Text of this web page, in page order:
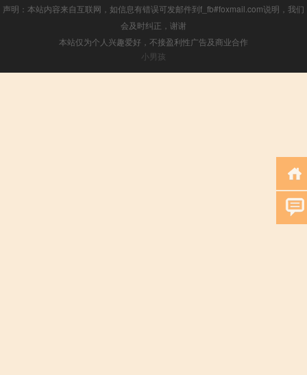
声明：本站内容来自互联网，如信息有错误可发邮件到f_fb#foxmail.com说明，我们
会及时纠正，谢谢
本站仅为个人兴趣爱好，不接盈利性广告及商业合作
小男孩